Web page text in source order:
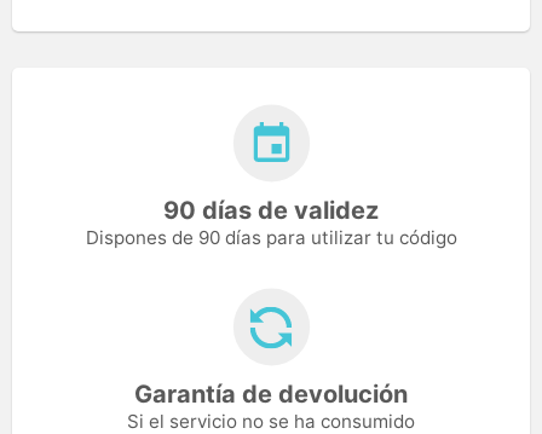
90 días de validez
Dispones de 90 días para utilizar tu código
Garantía de devolución
Si el servicio no se ha consumido